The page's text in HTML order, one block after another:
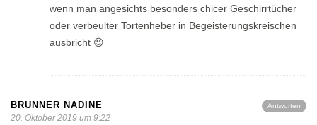
wenn man angesichts besonders chicer Geschirrtücher
oder verbeulter Tortenheber in Begeisterungskreischen
ausbricht 😉
Antworten
BRUNNER NADINE
20. Oktober 2019 um 9:22